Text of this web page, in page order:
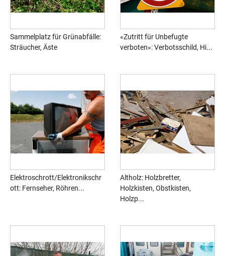
Sammelplatz für Grünabfälle:
Sträucher, Äste
«Zutritt für Unbefugte
verboten»: Verbotsschild, Hi...
Elektroschrott/Elektronikschr
ott: Fernseher, Röhren...
Altholz: Holzbretter,
Holzkisten, Obstkisten,
Holzp...